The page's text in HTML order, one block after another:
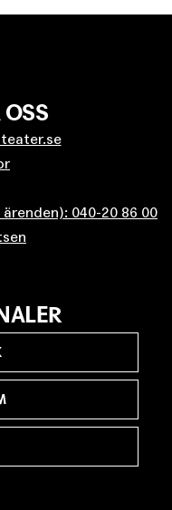
OSS
040-20 86 00